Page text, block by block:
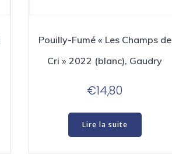
Pouilly-Fumé « Les Champs de
Cri » 2022 (blanc), Gaudry
€14,80
Lire la suite